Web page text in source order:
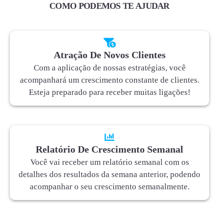
COMO PODEMOS TE AJUDAR
Atração De Novos Clientes
Com a aplicação de nossas estratégias, você
acompanhará um crescimento constante de clientes.
Esteja preparado para receber muitas ligações!
Relatório De Crescimento Semanal
Você vai receber um relatório semanal com os
detalhes dos resultados da semana anterior, podendo
acompanhar o seu crescimento semanalmente.